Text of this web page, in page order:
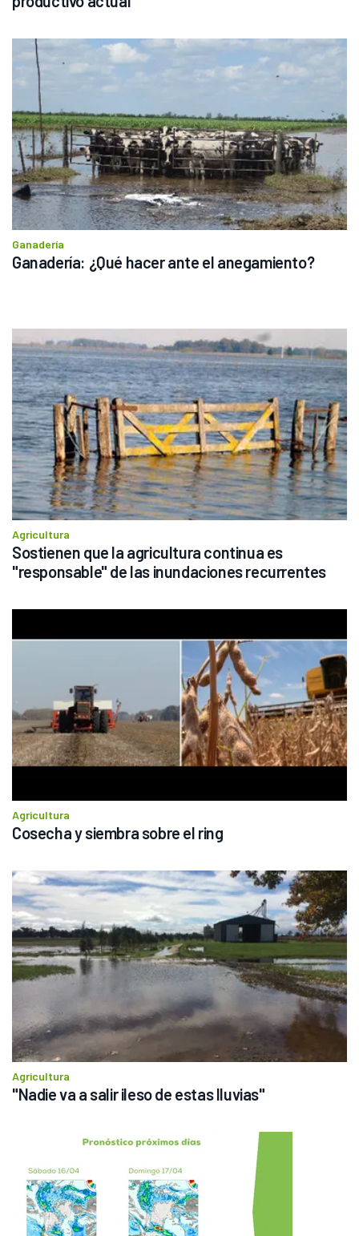
Ganadería
Ganadería: ¿Qué hacer ante el anegamiento?
Agricultura
Sostienen que la agricultura continua es
"responsable" de las inundaciones recurrentes
Agricultura
Cosecha y siembra sobre el ring
Agricultura
"Nadie va a salir ileso de estas lluvias"